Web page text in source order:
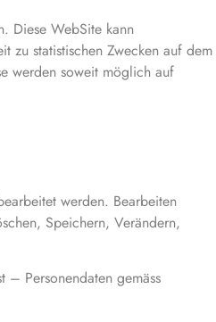
Diese WebSite kann
zu statistischen Zwecken auf dem
werden soweit möglich auf
werden. Bearbeiten
Speichern, Verändern,
Personendaten gemäss